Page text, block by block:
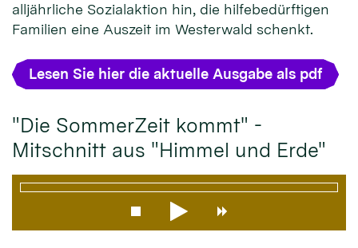
alljährliche Sozialaktion hin, die hilfebedürftigen
Familien eine Auszeit im Westerwald schenkt.
Lesen Sie hier die aktuelle Ausgabe als pdf
"Die SommerZeit kommt" -
Mitschnitt aus "Himmel und Erde"